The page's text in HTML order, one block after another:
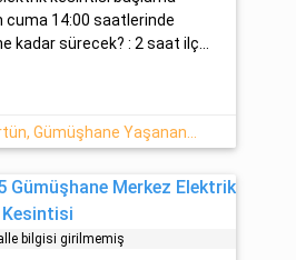
cuma 14:00 saatlerinde
kadar sürecek? : 2 saat ilç...
Gümüşhane Merkez Elektrik
Kesintisi
bilgisi girilmemiş